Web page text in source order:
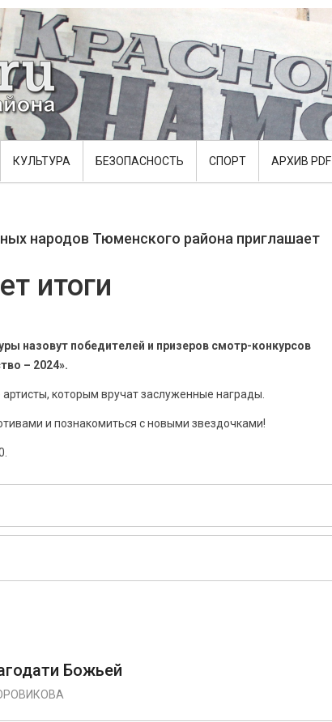
КУЛЬТУРА БЕЗОПАСНОСТЬ СПОРТ АРХИВ PDF
народов Тюменского района приглашает
итоги
назовут победителей и призеров смотр-конкурсов
– 2024».
которым вручат заслуженные награды.
и познакомиться с новыми звездочками!
Божьей